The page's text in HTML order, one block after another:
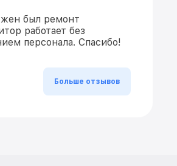
был ремонт
работает без
персонала. Спасибо!
Больше отзывов